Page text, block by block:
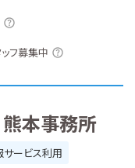
フ募集中
本事務所
サービス利用